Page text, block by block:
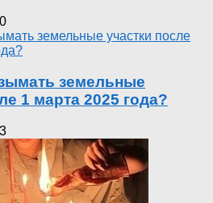
земельные
1 марта 2025 года?